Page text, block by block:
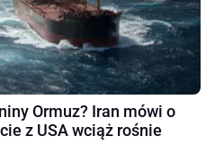
Ormuz? Iran mówi o
z USA wciąż rośnie